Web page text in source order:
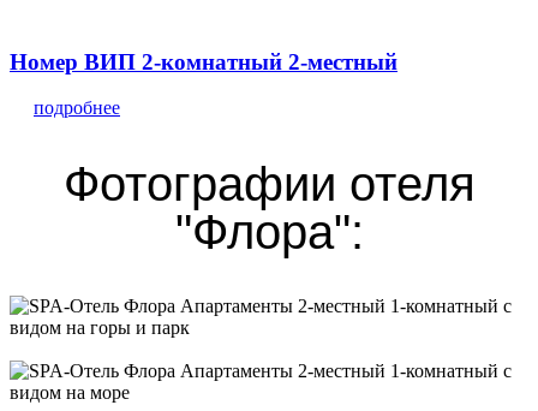
Номер ВИП 2-комнатный 2-местный
подробнее
Фотографии отеля
"Флора":